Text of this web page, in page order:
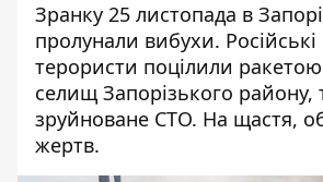
Зранку 25 листопада в
пролунали вибухи. Російські
терористи поцілили
селищ Запорізького району,
зруйноване СТО. На щастя,
жертв.